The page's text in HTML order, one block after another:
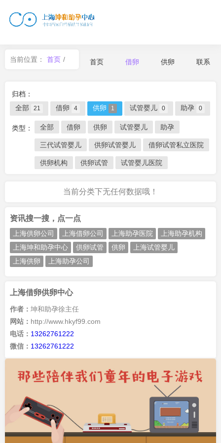
首页 借卵 供卵 联系
当前位置： 首页 /
归档：
全部
21 借卵 4 供卵 1 试管婴儿 0 助孕 0
类型： 全部 借卵 供卵 试管婴儿 助孕
三代试管婴儿 供卵试管婴儿 借卵试管私立医院
供卵机构 供卵试管 试管婴儿医院
当前分类下无任何数据哦！
资讯搜一搜，点一点
上海供卵公司 上海借卵公司 上海助孕医院
上海助孕机构
上海坤和助孕中心
供卵试管 供卵
上海试管婴儿
上海供卵
上海助孕公司
上海借卵供卵中心
作者： 坤和助孕徐主任
网站： http://www.hkyf99.com
电话： 13262761222
微信： 13262761222